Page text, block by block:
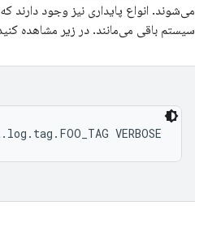
می‌شوند. انواع پایداری نیز وجود دارند
سیستم باقی می‌مانند. در زیر مشاهده